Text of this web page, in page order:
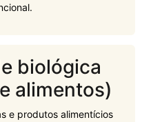
biológica
alimentos)
e produtos alimentícios